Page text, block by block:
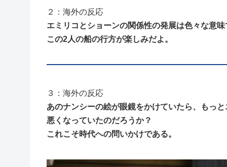
２：海外の反応
エミリコとショーンの関係性の発展は色々な意
この2人の船の行方が楽しみだよ。
３：海外の反応
あのナンシーの絵が眼鏡をかけていたら、もっ
悪くなっていたのだろうか？
これこそ時代への問いかけである。